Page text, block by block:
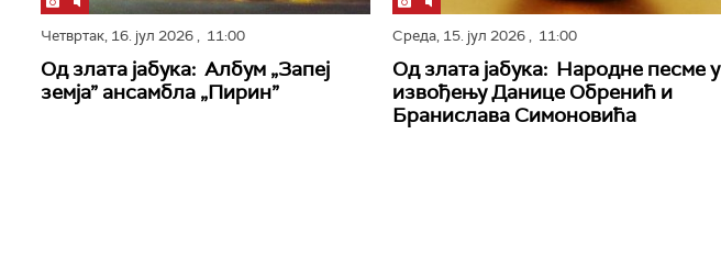
Четвртак, 16. јул 2026, 11:00
Од злата јабука: Албум „Запеј
земја” ансамбла „Пирин”
Среда, 15. јул 2026, 11:00
Од злата јабука: Народне песме у
извођењу Данице Обренић и
Бранислава Симоновића